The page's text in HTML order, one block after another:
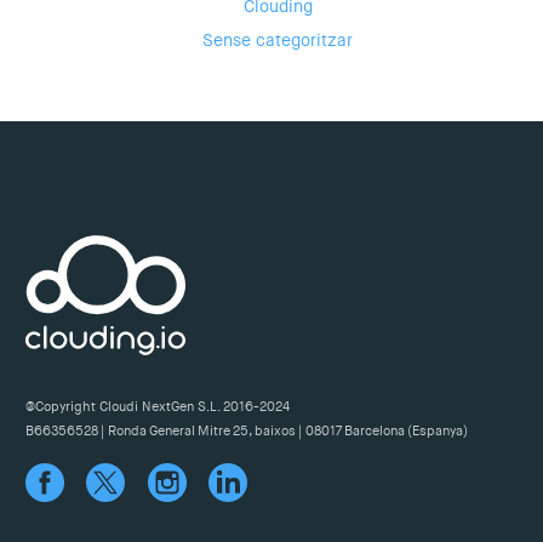
Clouding
Sense categoritzar
@Copyright Cloudi NextGen S.L. 2016-2024
B66356528 | Ronda General Mitre 25, baixos | 08017 Barcelona (Espanya)